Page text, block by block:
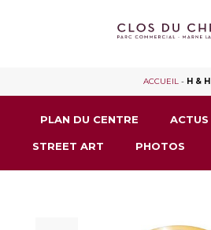
ACCUEIL- H & H
PLAN DU CENTRE ACTUS
STREET ART PHOTOS